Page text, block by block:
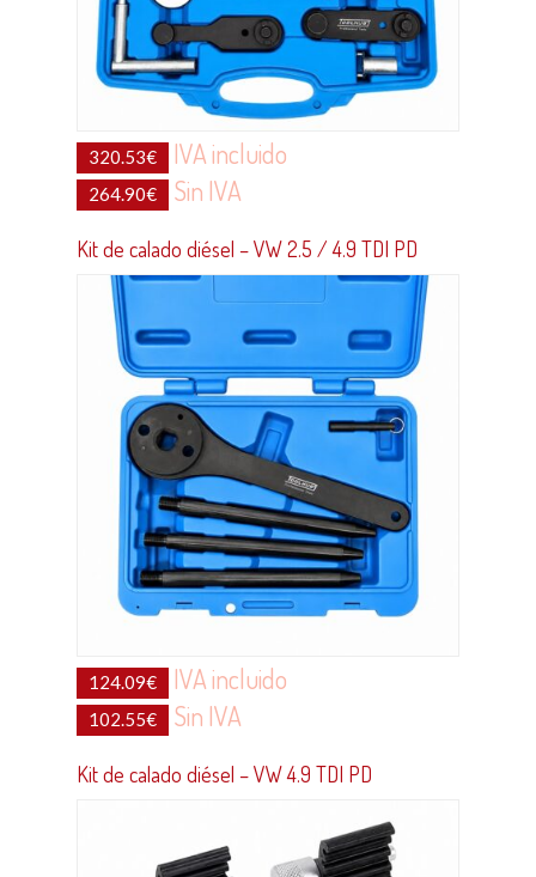
320.53€ IVA incluido
264.90€ Sin IVA
Kit de calado diésel – VW 2.5 / 4.9 TDI PD
124.09€ IVA incluido
102.55€ Sin IVA
Kit de calado diésel – VW 4.9 TDI PD